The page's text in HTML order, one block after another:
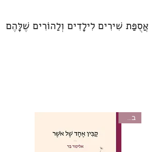
אֲסֻפַּת שִׁירִים לִילָדִים וְלַהוֹרִים שֶׁלָּהֶם
בקרוב